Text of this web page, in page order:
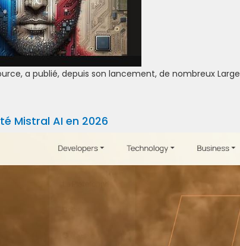
a publié, depuis son lancement, de nombreux Large
Mistral AI en 2026